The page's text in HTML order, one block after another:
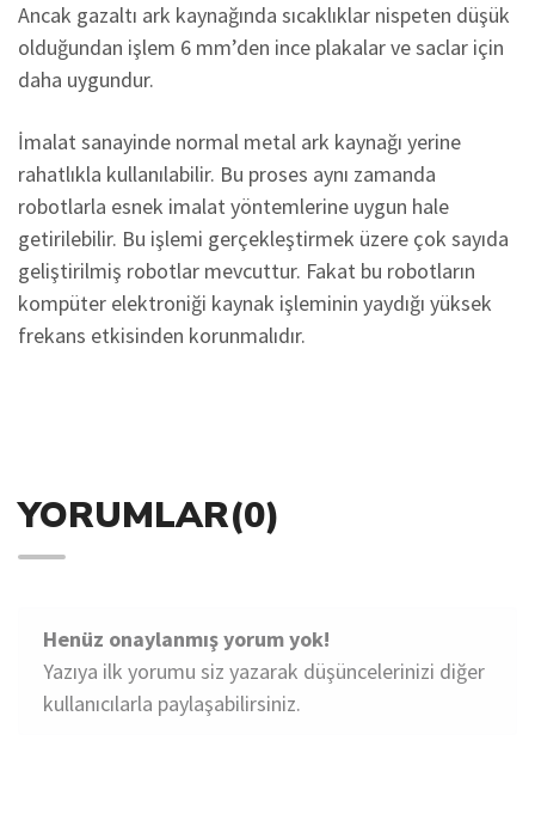
Ancak gazaltı ark kaynağında sıcaklıklar nispeten düşük
olduğundan işlem 6 mm’den ince plakalar ve saclar için
daha uygundur.
İmalat sanayinde normal metal ark kaynağı yerine
rahatlıkla kullanılabilir. Bu proses aynı zamanda
robotlarla esnek imalat yöntemlerine uygun hale
getirilebilir. Bu işlemi gerçekleştirmek üzere çok sayıda
geliştirilmiş robotlar mevcuttur. Fakat bu robotların
kompüter elektroniği kaynak işleminin yaydığı yüksek
frekans etkisinden korunmalıdır.
YORUMLAR(0)
Henüz onaylanmış yorum yok!
Yazıya ilk yorumu siz yazarak düşüncelerinizi diğer
kullanıcılarla paylaşabilirsiniz.